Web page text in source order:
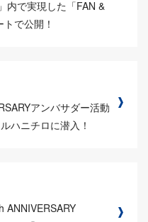
内で実現した「FAN &
で公開！
アンバサダー活動
ハニチロに潜入！
ANNIVERSARY